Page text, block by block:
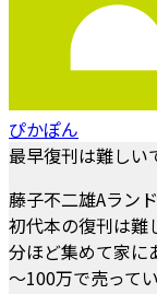
ぴかぽん
最早復刊は難しい
藤子不二雄Aラン
初代本の復刊は難
分ほど集めて家に
～100万で売って